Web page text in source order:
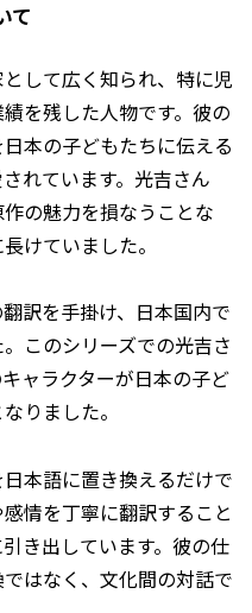
て
して広く知られ、特に児
を残した人物です。彼の
本の子どもたちに伝える
れています。光吉さん
の魅力を損なうことな
けていました。
訳を手掛け、日本国内で
このシリーズでの光吉さ
ャラクターが日本の子ど
りました。
本語に置き換えるだけで
情を丁寧に翻訳すること
き出しています。彼の仕
はなく、文化間の対話で